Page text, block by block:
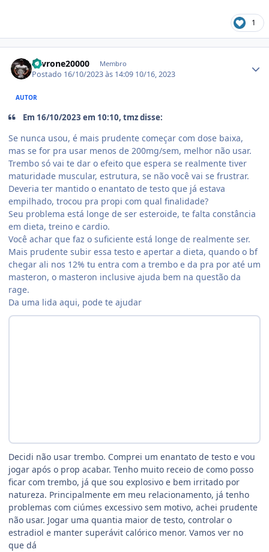
1
Levrone20000 Membro
Postado 16/10/2023 às 14:09 10/16, 2023
AUTOR
Em 16/10/2023 em 10:10, tmz disse:
Se nunca usou, é mais prudente começar com dose baixa,
mas se for pra usar menos de 200mg/sem, melhor não usar.
Trembo só vai te dar o efeito que espera se realmente tiver
maturidade muscular, estrutura, se não você vai se frustrar.
Deveria ter mantido o enantato de testo que já estava
empilhado, trocou pra propi com qual finalidade?
Seu problema está longe de ser esteroide, te falta constância
em dieta, treino e cardio.
Você achar que faz o suficiente está longe de realmente ser.
Mais prudente subir essa testo e apertar a dieta, quando o bf
chegar ali nos 12% tu entra com a trembo e da pra por até um
masteron, o masteron inclusive ajuda bem na questão da
rage.
Da uma lida aqui, pode te ajudar
Decidi não usar trembo. Comprei um enantato de testo e vou
jogar após o prop acabar. Tenho muito receio de como posso
ficar com trembo, já que sou explosivo e bem irritado por
natureza. Principalmente em meu relacionamento, já tenho
problemas com ciúmes excessivo sem motivo, achei prudente
não usar. Jogar uma quantia maior de testo, controlar o
estradiol e manter superávit calórico menor. Vamos ver no
que dá